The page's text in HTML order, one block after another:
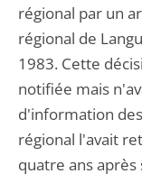
régional par un
régional de
1983. Cette
notifiée mais
d'information
régional l'avait
quatre ans